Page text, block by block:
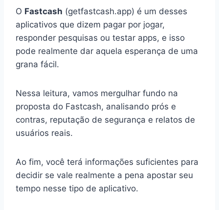
O Fastcash (getfastcash.app) é um desses
aplicativos que dizem pagar por jogar,
responder pesquisas ou testar apps, e isso
pode realmente dar aquela esperança de uma
grana fácil.
Nessa leitura, vamos mergulhar fundo na
proposta do Fastcash, analisando prós e
contras, reputação de segurança e relatos de
usuários reais.
Ao fim, você terá informações suficientes para
decidir se vale realmente a pena apostar seu
tempo nesse tipo de aplicativo.